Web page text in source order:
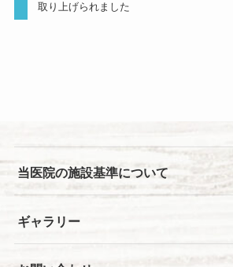
取り上げられました
当医院の施設基準について
ギャラリー